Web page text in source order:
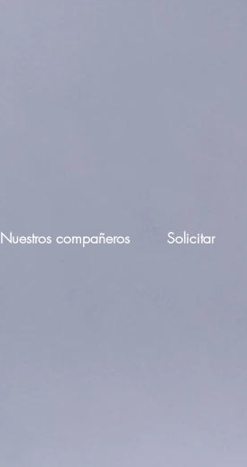
Nuestros compañeros Solicitar